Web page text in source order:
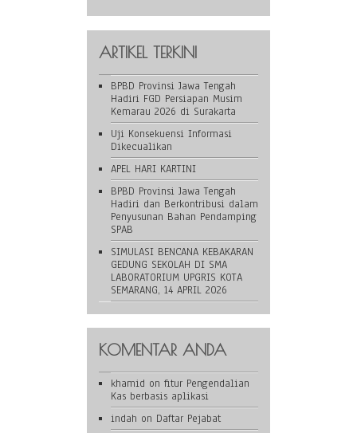
ARTIKEL TERKINI
BPBD Provinsi Jawa Tengah
Hadiri FGD Persiapan Musim
Kemarau 2026 di Surakarta
Uji Konsekuensi Informasi
Dikecualikan
APEL HARI KARTINI
BPBD Provinsi Jawa Tengah
Hadiri dan Berkontribusi dalam
Penyusunan Bahan Pendamping
SPAB
SIMULASI BENCANA KEBAKARAN
GEDUNG SEKOLAH DI SMA
LABORATORIUM UPGRIS KOTA
SEMARANG, 14 APRIL 2026
KOMENTAR ANDA
khamid on fitur Pengendalian
Kas berbasis aplikasi
indah on Daftar Pejabat